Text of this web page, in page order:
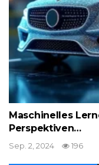
Maschinelles
Perspektiven…
Sep. 2, 2024 196